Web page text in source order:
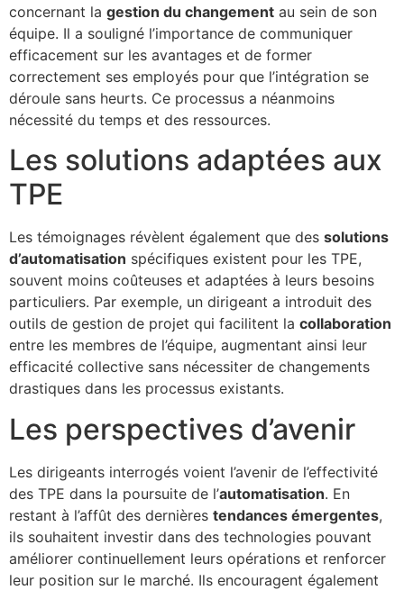
concernant la gestion du changement au sein de son
équipe. Il a souligné l’importance de communiquer
efficacement sur les avantages et de former
correctement ses employés pour que l’intégration se
déroule sans heurts. Ce processus a néanmoins
nécessité du temps et des ressources.
Les solutions adaptées aux
TPE
Les témoignages révèlent également que des solutions
d’automatisation spécifiques existent pour les TPE,
souvent moins coûteuses et adaptées à leurs besoins
particuliers. Par exemple, un dirigeant a introduit des
outils de gestion de projet qui facilitent la collaboration
entre les membres de l’équipe, augmentant ainsi leur
efficacité collective sans nécessiter de changements
drastiques dans les processus existants.
Les perspectives d’avenir
Les dirigeants interrogés voient l’avenir de l’effectivité
des TPE dans la poursuite de l’automatisation. En
restant à l’affût des dernières tendances émergentes,
ils souhaitent investir dans des technologies pouvant
améliorer continuellement leurs opérations et renforcer
leur position sur le marché. Ils encouragent également